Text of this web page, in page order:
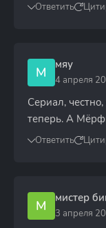
Ответить
М мяу
4 апреля
Сериал,
теперь. А
Ответить
М мистер
3 апреля